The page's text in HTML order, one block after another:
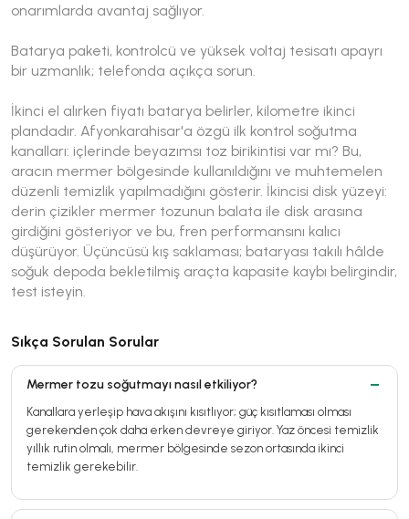
onarımlarda avantaj sağlıyor.
Batarya paketi, kontrolcü ve yüksek voltaj tesisatı apayrı
bir uzmanlık; telefonda açıkça sorun.
İkinci el alırken fiyatı batarya belirler, kilometre ikinci
plandadır. Afyonkarahisar'a özgü ilk kontrol soğutma
kanalları: içlerinde beyazımsı toz birikintisi var mı? Bu,
aracın mermer bölgesinde kullanıldığını ve muhtemelen
düzenli temizlik yapılmadığını gösterir. İkincisi disk yüzeyi:
derin çizikler mermer tozunun balata ile disk arasına
girdiğini gösteriyor ve bu, fren performansını kalıcı
düşürüyor. Üçüncüsü kış saklaması; bataryası takılı hâlde
soğuk depoda bekletilmiş araçta kapasite kaybı belirgindir,
test isteyin.
Sıkça Sorulan Sorular
Mermer tozu soğutmayı nasıl etkiliyor?
Kanallara yerleşip hava akışını kısıtlıyor; güç kısıtlaması olması
gerekenden çok daha erken devreye giriyor. Yaz öncesi temizlik
yıllık rutin olmalı, mermer bölgesinde sezon ortasında ikinci
temizlik gerekebilir.